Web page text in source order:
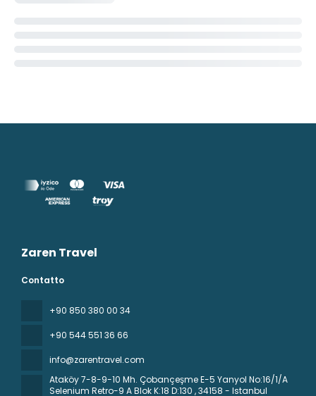
Zaren Travel
Contatto
+90 850 380 00 34
+90 544 551 36 66
info@zarentravel.com
Ataköy 7-8-9-10 Mh. Çobançeşme E-5 Yanyol No:16/1/A
Selenium Retro-9 A Blok K:18 D:130 , 34158 - Istanbul